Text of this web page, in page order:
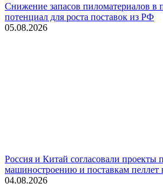
Снижение запасов пиломатериалов в
потенциал для роста поставок из РФ
05.08.2026
Россия и Китай согласовали проекты
машиностроению и поставкам
04.08.2026